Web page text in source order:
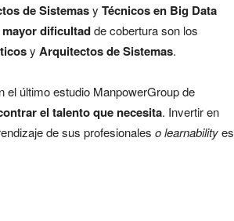
de Sistemasy Técnicos en Big Data
dificultadde cobertura son los
y Arquitectos de Sistemas.
el último estudio ManpowerGroup de
el talento que necesita. Invertir en
de sus profesionales o learnabilityes